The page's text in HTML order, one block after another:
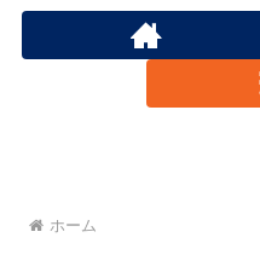
ホーム